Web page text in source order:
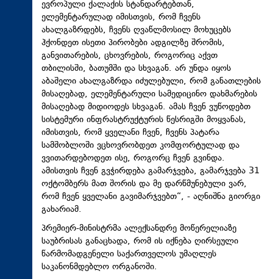
ევროპული ქალაქის სტანდარტებთან,
ელემენტარულად იმისთვის, რომ ჩვენს
ახალგაზრდებს, ჩვენს ღვაწლმოსილ მოხუცებს
ჰქონდეთ ისეთი პირობები ადგილზე შრომის,
განვითარების, ცხოვრების, როგორიც აქვთ
თბილისში, ბათუმში და სხვაგან. არ უნდა იყოს
აბაშელი ახალგაზრდა იძულებული, რომ განათლების
მისაღებად, ელემენტარული სამედიცინო დახმარების
მისაღებად მიდიოდეს სხვაგან. ამას ჩვენ ვუწოდებთ
სისტემური ინფრასტრუქტურის წესრიგში მოყვანას,
იმისთვის, რომ ყველანი ჩვენ, ჩვენს პატარა
სამშობლოში ვცხოვრობდეთ კომფორტულად და
ვვითარდებოდეთ ისე, როგორც ჩვენ გვინდა.
ამისთვის ჩვენ გვჭირდება გამარჯვება, გამარჯვება 31
ოქტომბერს მათ შორის და მე დარწმუნებული ვარ,
რომ ჩვენ ყველანი გავიმარჯვებთ“, - აღნიშნა გიორგი
გახარიამ.
პრემიერ-მინისტრმა ალექსანდრე მოწერელიაზე
საუბრისას განაცხადა, რომ ის იქნება ღირსეული
წარმომადგენელი საქართველოს უმაღლეს
საკანონმდებლო ორგანოში.